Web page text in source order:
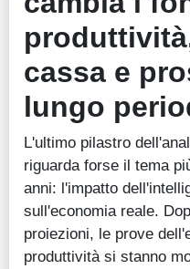
cassa e
lungo
L'ultimo pilastro
riguarda forse il tema
anni: l'impatto
sull'economia reale.
proiezioni, le prove
produttività si stanno